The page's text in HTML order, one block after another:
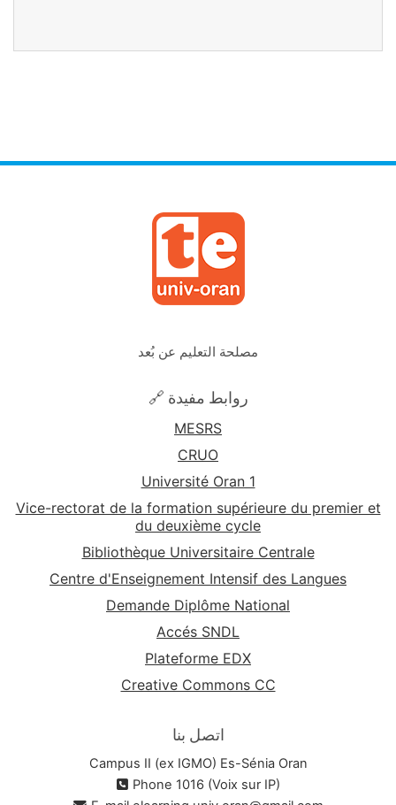
مصلحة التعليم عن بُعد
🔗 روابط مفيدة
MESRS
CRUO
Université Oran 1
Vice-rectorat de la formation supérieure du premier et
du deuxième cycle
Bibliothèque Universitaire Centrale
Centre d'Enseignement Intensif des Langues
Demande Diplôme National
Accés SNDL
Plateforme EDX
Creative Commons CC
اتصل بنا
Campus II (ex IGMO) Es-Sénia Oran
Phone 1016 (Voix sur IP)